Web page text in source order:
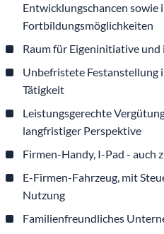
Entwicklungschancen sowie
Fortbildungsmöglichkeiten
Raum für Eigeninitiative
Unbefristete Festanstellung
Tätigkeit
Leistungsgerechte
langfristiger Perspektive
Firmen-Handy, I-Pad - auch
E-Firmen-Fahrzeug, mit
Nutzung
Familienfreundliches